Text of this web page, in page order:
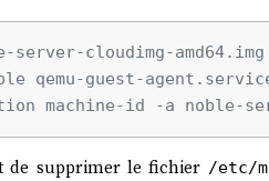
cloudimg-
qemu-guest-
machine-id -a noble-
de supprimer le fichier /etc/